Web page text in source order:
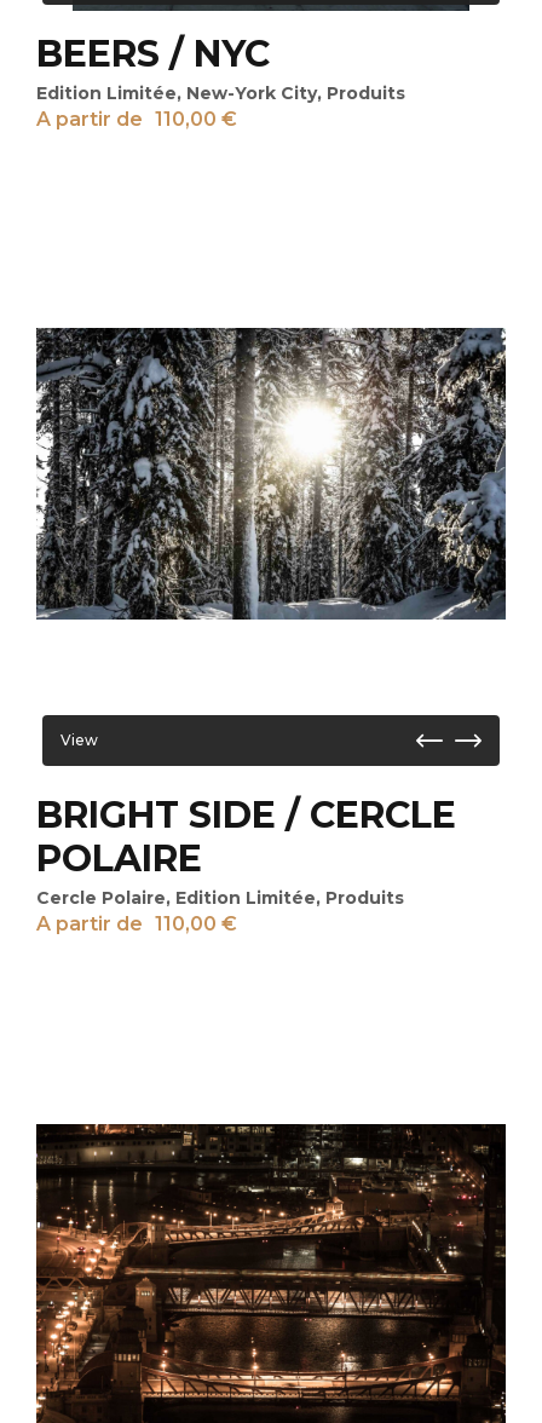
BEERS / NYC
Edition Limitée, New-York City, Produits
A partir de 110,00 €
View
BRIGHT SIDE / CERCLE
POLAIRE
Cercle Polaire, Edition Limitée, Produits
A partir de 110,00 €